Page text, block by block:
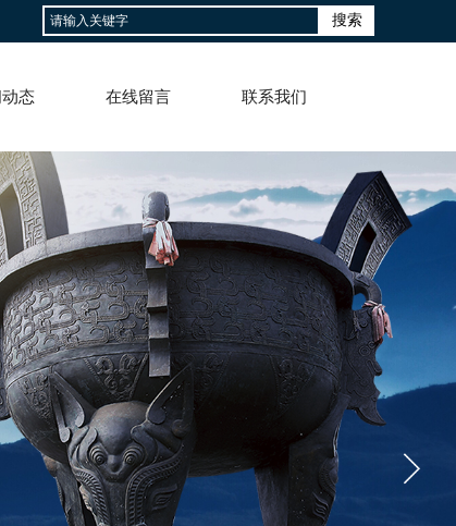
搜索
态 在线留言 联系我们